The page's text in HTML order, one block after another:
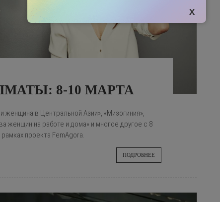
8-10 МАРТА
женщина в Центральной Азии», «Мизогиния»,
женщин на работе и дома» и многое другое с 8
проекта FemAgora.
ПОДРОБНЕЕ